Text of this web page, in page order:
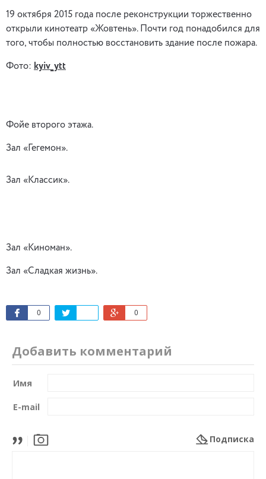
19 октября 2015 года после реконструкции торжественно
открыли кинотеатр «Жовтень». Почти год понадобился для
того, чтобы полностью восстановить здание после пожара.
Фото: kyiv_ytt
Фойе второго этажа.
Зал «Гегемон».
Зал «Классик».
Зал «Киноман».
Зал «Сладкая жизнь».
0 0
Добавить комментарий
Имя
E-mail
Подписка